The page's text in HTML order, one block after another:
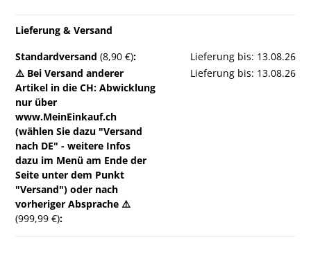
Lieferung & Versand
Standardversand (8,90 €):
Lieferung bis: 13.08.26
⚠️ Bei Versand anderer
Artikel in die CH: Abwicklung
nur über
www.MeinEinkauf.ch
(wählen Sie dazu "Versand
nach DE" - weitere Infos
dazu im Menü am Ende der
Seite unter dem Punkt
"Versand") oder nach
vorheriger Absprache ⚠️
(999,99 €):
Lieferung bis: 13.08.26